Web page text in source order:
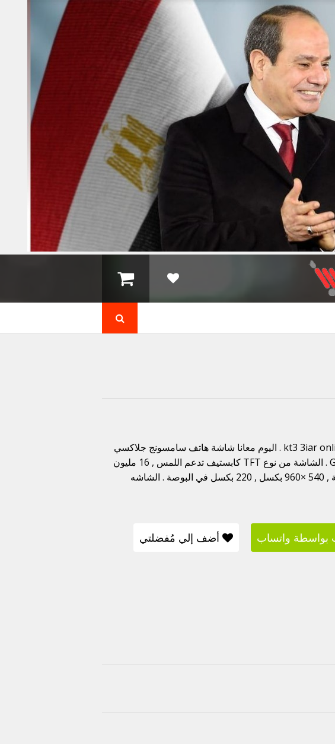
أهلا بكم في موقعكم قطع غيار أونلاين kt3 3iar online . اليوم معانا شاشة هاتف سامسونج جلاكسي
G530 والمعروف أيضا بأسم Grand Prime . الشاشة من نوع TFT كابستيف تدعم اللمس , 16 مليون
لون . حجم الشاشة 5 بوصة . كثافة الشاشة , 540 ×960 بكسل , 220 بكسل في البوصة . الشاشه
بواسطة واتساب أضف إلي مُفضلتي